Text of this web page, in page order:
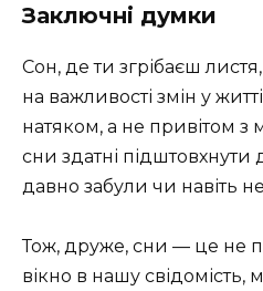
Заключні думки
Сон, де ти згрібаєш
на важливості змін у
натяком, а не привітом з
сни здатні підштовхнути
давно забули чи навіть
Тож, друже, сни — це не
вікно в нашу свідомість,